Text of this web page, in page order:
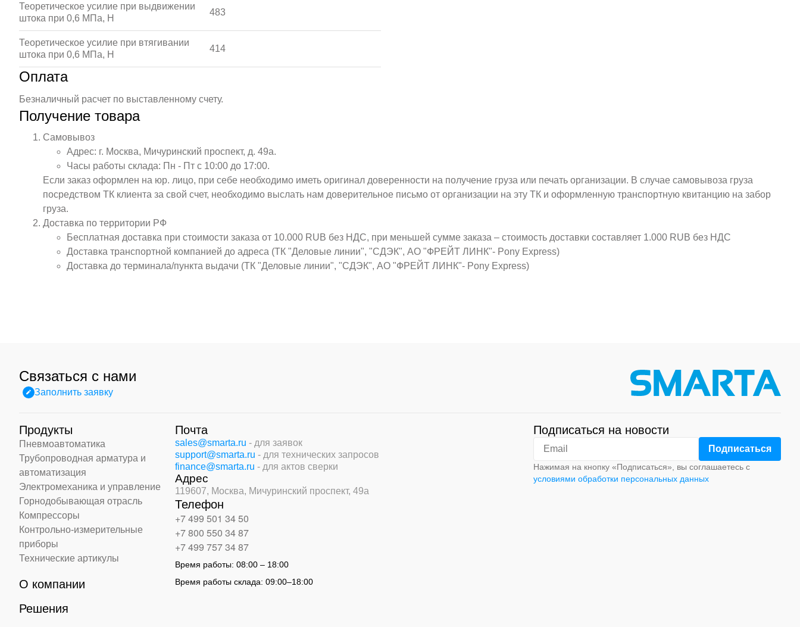
Теоретическое усилие при выдвижении
штока при 0,6 МПа, Н
483
Теоретическое усилие при втягивании
штока при 0,6 МПа, Н
414
Оплата
Безналичный расчет по выставленному счету.
Получение товара
Самовывоз
Адрес: г. Москва, Мичуринский проспект, д. 49а.
Часы работы склада: Пн - Пт с 10:00 до 17:00.
Если заказ оформлен на юр. лицо, при себе необходимо иметь оригинал доверенности на получение груза или печать организации. В случае самовывоза груза
посредством ТК клиента за свой счет, необходимо выслать нам доверительное письмо от организации на эту ТК и оформленную транспортную квитанцию на забор
груза.
Доставка по территории РФ
Бесплатная доставка при стоимости заказа от 10.000 RUB без НДС, при меньшей сумме заказа – стоимость доставки составляет 1.000 RUB без НДС
Доставка транспортной компанией до адреса (ТК "Деловые линии", "СДЭК", АО "ФРЕЙТ ЛИНК"- Pony Express)
Доставка до терминала/пункта выдачи (ТК "Деловые линии", "СДЭК", АО "ФРЕЙТ ЛИНК"- Pony Express)
Связаться с нами
Заполнить заявку
Продукты
Пневмоавтоматика
Трубопроводная арматура и
автоматизация
Электромеханика и управление
Горнодобывающая отрасль
Компрессоры
Контрольно-измерительные
приборы
Технические артикулы
О компании
Решения
Почта
sales@smarta.ru - для заявок
support@smarta.ru - для технических запросов
finance@smarta.ru - для актов сверки
Адрес
119607, Москва, Мичуринский проспект, 49а
Телефон
+7 499 501 34 50
+7 800 550 34 87
+7 499 757 34 87
Время работы:08:00 – 18:00
Время работы склада:09:00–18:00
Подписаться на новости
Нажимая на кнопку «Подписаться», вы соглашаетесь с
условиями обработки персональных данных